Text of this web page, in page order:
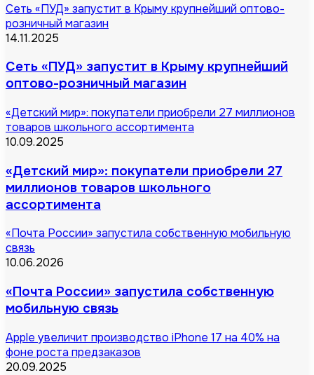
Сеть «ПУД» запустит в Крыму крупнейший оптово-
розничный магазин
14.11.2025
Сеть «ПУД» запустит в Крыму крупнейший
оптово-розничный магазин
«Детский мир»: покупатели приобрели 27 миллионов
товаров школьного ассортимента
10.09.2025
«Детский мир»: покупатели приобрели 27
миллионов товаров школьного
ассортимента
«Почта России» запустила собственную мобильную
связь
10.06.2026
«Почта России» запустила собственную
мобильную связь
Apple увеличит производство iPhone 17 на 40% на
фоне роста предзаказов
20.09.2025